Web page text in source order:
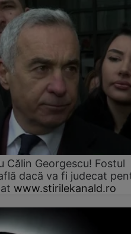
Călin Georgescu! Fostul
dacă va fi judecat
www.stirilekanald.ro